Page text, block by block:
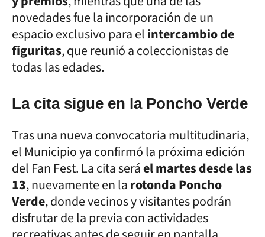
novedades fue la incorporación de un
espacio exclusivo para elintercambio de
figuritas, que reunió a coleccionistas de
todas las edades.
La cita sigue en la Poncho Verde
Tras una nueva convocatoria multitudinaria,
el Municipio ya confirmó la próxima edición
del Fan Fest. La cita seráel martes desde las
13, nuevamente en larotonda Poncho
Verde, donde vecinos y visitantes podrán
disfrutar de la previa con actividades